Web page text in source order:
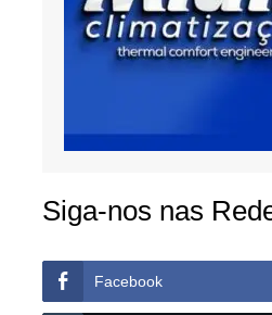
Siga-nos nas
Facebook